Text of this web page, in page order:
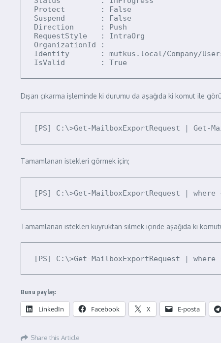
Protect        : False
Suspend        : False
Direction      : Push
RequestStyle   : IntraOrg
OrganizationId :
Identity       : mutkus.local/Company/
IsValid        : True
Dışarı çıkarma işleminde ki durumu da aşağıda ki komut ile
[PS] C:\>Get-MailboxExportRequest | Get-
Tamamlanan istekleri görmek için;
Tamamlanan istekleri kuyruktan silmek içinde aşağıda ki
[PS] C:\>Get-MailboxExportRequest |
Bunu paylaş:
LinkedIn Facebook X E-posta
Share this Article